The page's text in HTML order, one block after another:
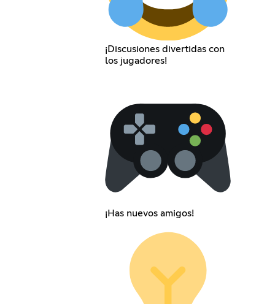
¡Discusiones divertidas con
los jugadores!
¡Has nuevos amigos!